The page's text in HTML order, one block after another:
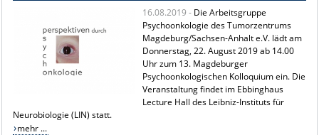
16.08.2019 - Die Arbeitsgruppe
Psychoonkologie des Tumorzentrums
Magdeburg/Sachsen-Anhalt e.V. lädt am
Donnerstag, 22. August 2019 ab 14.00
Uhr zum 13. Magdeburger
Psychoonkologischen Kolloquium ein. Die
Veranstaltung findet im Ebbinghaus
Lecture Hall des Leibniz-Instituts für
Neurobiologie (LIN) statt.
mehr ...